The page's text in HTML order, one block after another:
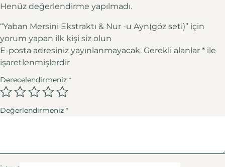
Henüz değerlendirme yapılmadı.
“Yaban Mersini Ekstraktı & Nur -u Ayn(göz seti)” için
yorum yapan ilk kişi siz olun
E-posta adresiniz yayınlanmayacak. Gerekli alanlar * ile
işaretlenmişlerdir
Derecelendirmeniz *
Değerlendirmeniz *